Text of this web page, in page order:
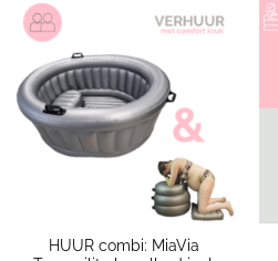
HUUR combi: MiaVia